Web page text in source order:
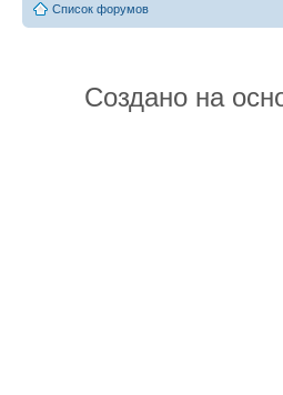
Список форумов
Создано на